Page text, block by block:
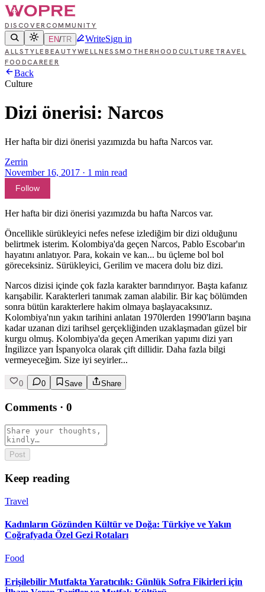
DISCOVERCOMMUNITY
EN/TR WriteSign in
ALLSTYLE BEAUTYWELLNESSMOTHERHOOD CULTURE TRAVEL
FOODCAREER
Back
Culture
Dizi önerisi: Narcos
Her hafta bir dizi önerisi yazımızda bu hafta Narcos var.
Zerrin
November 16, 2017 · 1 min read
Follow
Her hafta bir dizi önerisi yazımızda bu hafta Narcos var.
Öncellikle sürükleyici nefes nefese izlediğim bir dizi olduğunu
belirtmek isterim. Kolombiya'da geçen Narcos, Pablo Escobar'ın
hayatını anlatıyor. Para, kokain ve kan... bu üçleme bol bol
göreceksiniz. Sürükleyici, Gerilim ve macera dolu biz dizi.
Narcos dizisi içinde çok fazla karakter barındırıyor. Başta kafanız
karışabilir. Karakterleri tanımak zaman alabilir. Bir kaç bölümden
sonra bütün karakterlere hakim olmaya başlayacaksınız.
Kolombiya'nın yakın tarihini anlatan 1970lerden 1990'ların başına
kadar uzanan dizi tarihsel gerçekliğinden uzaklaşmadan güzel bir
kurgu olmuş. Kolombiya'da geçen Amerikan yapımı dizi yarı
İngilizce yarı İspanyolca olarak çift dillidir. Daha fazla bilgi
vermeyeceğim. Size iyi seyirler...
0 0 Save Share
Comments · 0
Post
Keep reading
Travel
Kadınların Gözünden Kültür ve Doğa: Türkiye ve Yakın
Coğrafyada Özel Gezi Rotaları
Food
Erişilebilir Mutfakta Yaratıcılık: Günlük Sofra Fikirleri için